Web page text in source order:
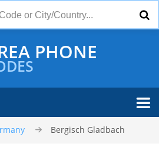
PHONE
Bergisch Gladbach